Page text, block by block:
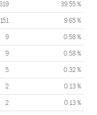
39.55 %
151 9.65 %
9 0.58 %
9 0.58 %
5 0.32 %
2 0.13 %
2 0.13 %